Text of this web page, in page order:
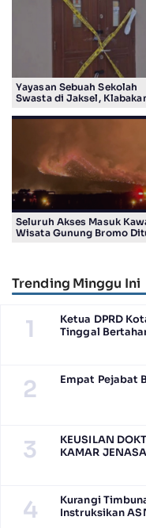
Yayasan Sebuah Sekolah
Swasta di Jaksel,
Seluruh Akses Masuk
Wisata Gunung Bromo
Trending Minggu Ini
1
Ketua DPRD
Tinggal
2 Empat Pejabat
3
KEUSILAN
KAMAR
4
Kurangi
Instruksikan